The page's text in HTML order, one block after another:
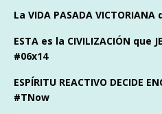
La VIDA PASADA
ESTA es la CIVILIZACIÓN que
#06x14
ESPÍRITU REACTIVO DECIDE
#TNow